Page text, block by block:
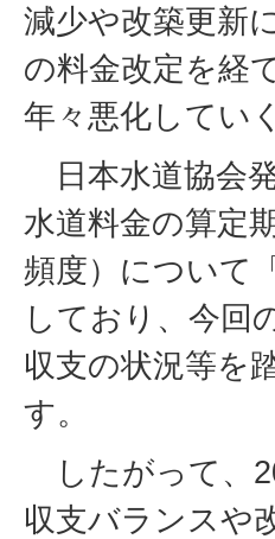
減少や改築更新
の料金改定を経
年々悪化してい
日本水道協会
水道料金の算定
頻度）について
しており、今回
収支の状況等を
す。
したがって、
収支バランスや